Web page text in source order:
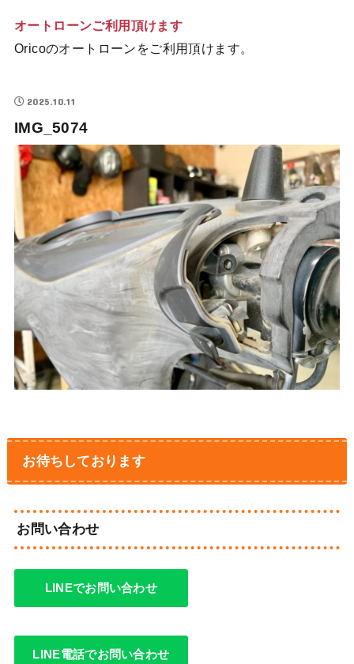
オートローンご利用頂けます
Oricoのオートローンをご利用頂けます。
2025.10.11
IMG_5074
お待ちしております
お問い合わせ
LINEでお問い合わせ
LINE電話でお問い合わせ